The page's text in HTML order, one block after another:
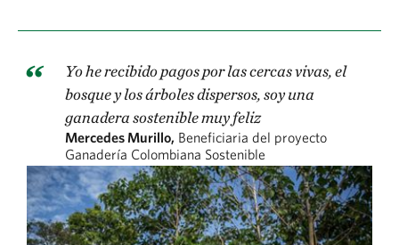
Yo he recibido pagos por las cercas vivas, el
bosque y los árboles dispersos, soy una
ganadera sostenible muy feliz
Mercedes Murillo, Beneficiaria del proyecto
Ganadería Colombiana Sostenible